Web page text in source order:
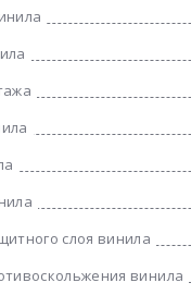
слоя винила
винила